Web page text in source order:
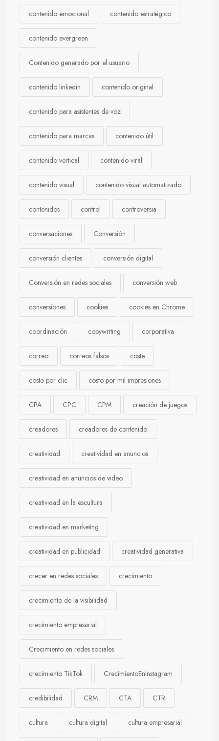
contenido emocional contenido estratégico
contenido evergreen
Contenido generado por el usuario
contenido linkedin contenido original
contenido para asistentes de voz
contenido para marcas contenido útil
contenido vertical contenido viral
contenido visual contenido visual automatizado
contenidos control controversia
conversaciones Conversión
conversión clientes conversión digital
Conversión en redes sociales conversión web
conversiones cookies cookies en Chrome
coordinación copywriting corporativa
correo correos falsos coste
costo por clic costo por mil impresiones
CPA CPC CPM creación de juegos
creadores creadores de contenido
creatividad creatividad en anuncios
creatividad en anuncios de video
creatividad en la escultura
creatividad en marketing
creatividad en publicidad creatividad generativa
crecer en redes sociales crecimiento
crecimiento de la visibilidad
crecimiento empresarial
Crecimiento en redes sociales
crecimiento TikTok CrecimientoEnInstagram
credibilidad CRM CTA CTR
cultura cultura digital cultura empresarial